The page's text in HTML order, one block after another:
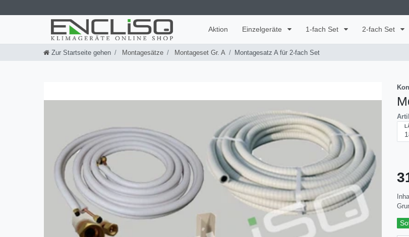
Aktion Einzelgeräte 1-fach Set 2-fach Set
Zur Startseite gehen Montagesätze Montageset Gr. A Montagesatz A für 2-fach Set